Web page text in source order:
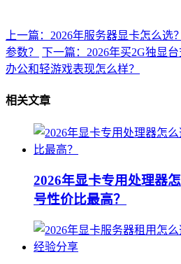
上一篇：2026年服务器显卡怎么
参数？
下一篇：2026年买2G独显
办公和轻游戏表现怎么样？
相关文章
2026年显卡专用处理器
号性价比最高？